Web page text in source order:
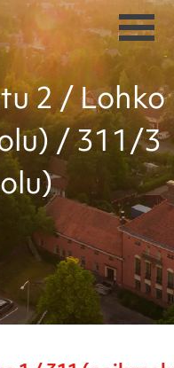
2 / Lohko
/ 311/3